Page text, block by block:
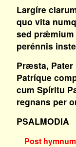
Largíre
quo vita
sed
perénnis
Præsta, Pater
Patríque
cum Spíritu
regnans per
PSALMODIA
Post